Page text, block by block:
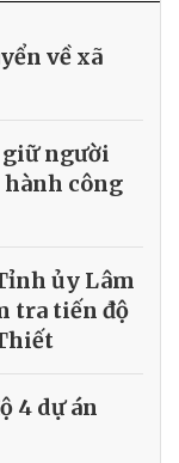
về xã
người
công
ủy Lâm
tra tiến độ
4 dự án